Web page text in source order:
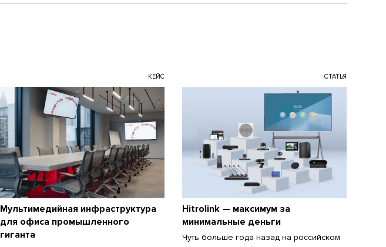
КЕЙС
Мультимедийная инфраструктура
для офиса промышленного
гиганта
СТАТЬЯ
Hitrolink — максимум за
минимальные деньги
Чуть больше года назад на российском